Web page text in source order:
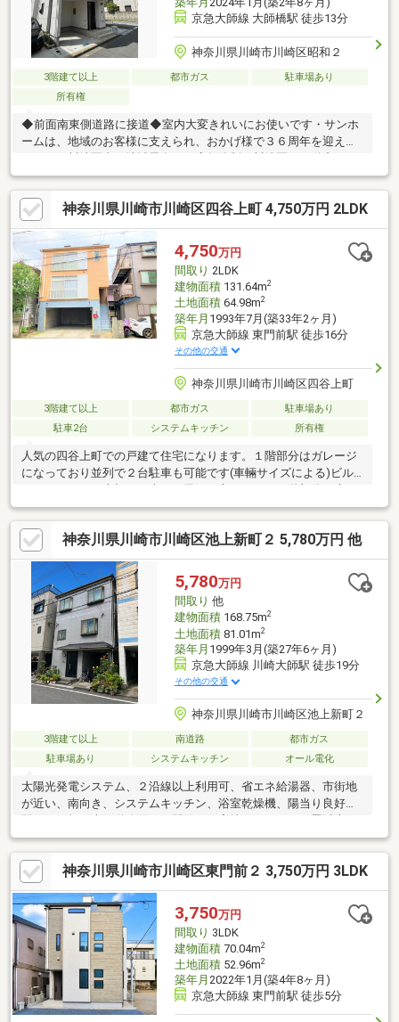
京急大師線 大師橋駅 徒歩13分
神奈川県川崎市川崎区昭和２
3階建て以上 都市ガス
駐車場あり
所有権
◆前面南東側道路に接道◆室内大変きれいにお使いです・サンホ
ームは、地域のお客様に支えられ、おかげ様で３６周年を迎えま
とはお任せください。・物件のこと、銀行ローン、税金等、お気
軽にご相談ください！・大手不動産会社勤務経験８年の社員がし
っかりとご説明させていただきます。
神奈川県川崎市川崎区四谷上町 4,750万円 2LDK
4,750万円
間取り 2LDK
建物面積131.64m2
土地面積64.98m2
築年月 1993年7月(築33年2ヶ月)
京急大師線 東門前駅 徒歩16分
その他の交通
神奈川県川崎市川崎区四谷上町
3階建て以上 都市ガス
駐車場あり
駐車2台
システムキッチン 所有権
人気の四谷上町での戸建て住宅になります。１階部分はガレージ
になっており並列で２台駐車も可能です(車輛サイズによる)ビル
トインですので大切なお車を雨風から守ります。２階部分は大き
な主寝室(洋室)と落ち着く和室となっております。３階部分は広
いＬＤＫとなり，陽当たり，通風良好で開放感があり気持ちよく
過ごせます。また，大型小屋裏収納があり，収納がたくさんでき
ます。室内のコンディションは良好で大切に使用されておりま
す。また，外装も2022年に実施済で綺麗です。是非一度，現地を
ご確認下さい。
神奈川県川崎市川崎区池上新町２ 5,780万円 他
5,780万円
間取り 他
建物面積168.75m2
土地面積81.01m2
築年月 1999年3月(築27年6ヶ月)
京急大師線 川崎大師駅 徒歩19分
その他の交通
神奈川県川崎市川崎区池上新町２
3階建て以上 南道路
都市ガス
駐車場あり
システムキッチン オール電化
太陽光発電システム、２沿線以上利用可、省エネ給湯器、市街地
が近い、南向き、システムキッチン、浴室乾燥機、陽当り良好、
前道６ｍ以上、整形地、シャワー付洗面化粧台、トイレ２ヶ所、
浴室１坪以上、２面以上バルコニー、南面バルコニー、温水洗浄
便座、浴室に窓、ＴＶモニタ付インターホン、都市近郊、前面棟
無、ＩＨクッキングヒーター、３階建以上、都市ガス、小学校 徒
歩10分以内、平坦地、２世帯住宅、可動間仕切り、納戸、オール
電化
神奈川県川崎市川崎区東門前２ 3,750万円 3LDK
3,750万円
間取り 3LDK
建物面積70.04m2
土地面積52.96m2
築年月 2022年1月(築4年8ヶ月)
京急大師線 東門前駅 徒歩5分